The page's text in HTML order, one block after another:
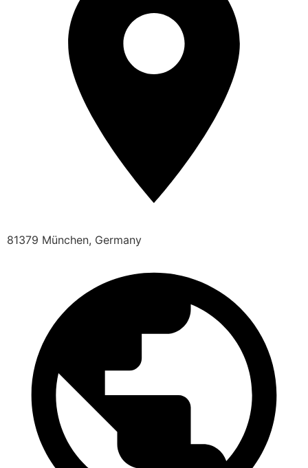
81379 München, Germany